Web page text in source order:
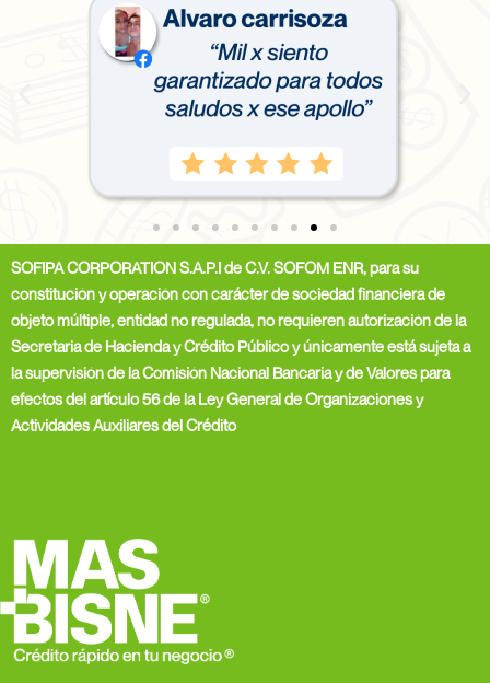
SOFIPA CORPORATION S.A.P.I de C.V. SOFOM ENR, para su
constitución y operación con carácter de sociedad financiera de
objeto múltiple, entidad no regulada, no requieren autorización de la
Secretaria de Hacienda y Crédito Público y únicamente está sujeta a
la supervisión de la Comisión Nacional Bancaria y de Valores para
efectos del artículo 56 de la Ley General de Organizaciones y
Actividades Auxiliares del Crédito